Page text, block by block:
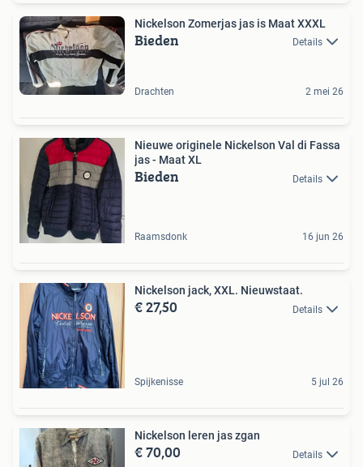
Nickelson Zomerjas jas is Maat XXXL
Bieden Details
Drachten 2 mei 26
Nieuwe originele Nickelson Val di Fassa
jas - Maat XL
Bieden Details
Raamsdonk 16 jun 26
Nickelson jack, XXL. Nieuwstaat.
€ 27,50 Details
Spijkenisse 5 jul 26
Nickelson leren jas zgan
€ 70,00 Details